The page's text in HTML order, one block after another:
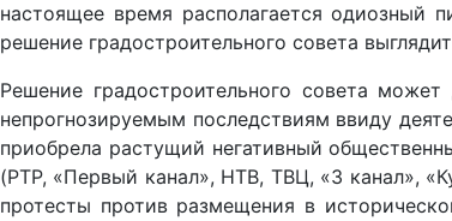
настоящее время располагается одиозный
решение градостроительного совета
Решение градостроительного совета
непрогнозируемым последствиям ввиду
приобрела растущий негативный
(РТР, «Первый канал», НТВ, ТВЦ, «З канал»,
протесты против размещения в